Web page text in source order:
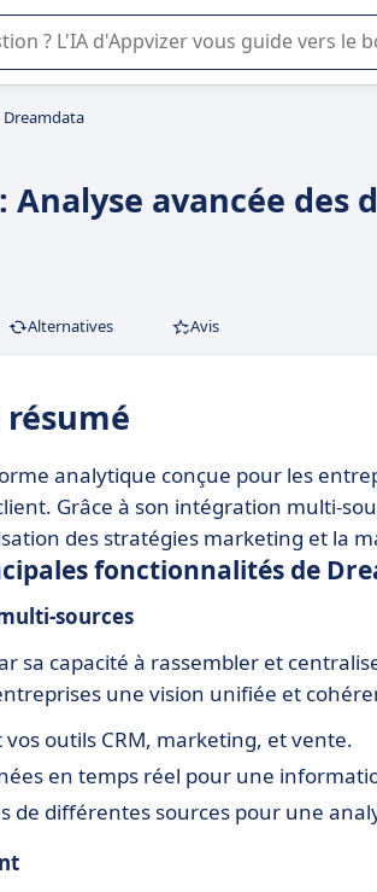
vous guide dans l'utilisation ou la
Dreamdata
Analyse avancée des
Alternatives Avis
analytique conçue pour les
Grâce à son intégration multi-
des stratégies marketing et la
fonctionnalités de
sources
sa capacité à rassembler et
une vision unifiée et
outils CRM, marketing, et vente.
en temps réel pour une
de différentes sources pour une